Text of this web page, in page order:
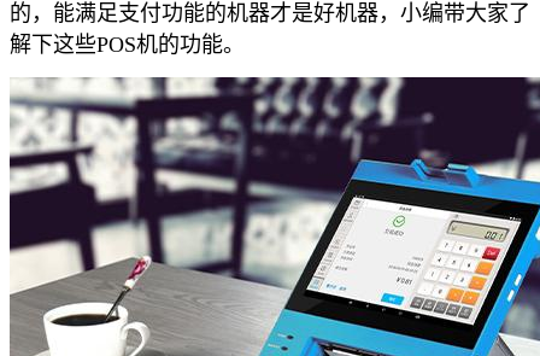
的，能满足支付功能的机器才是好机器，小编带大家了
解下这些POS机的功能。